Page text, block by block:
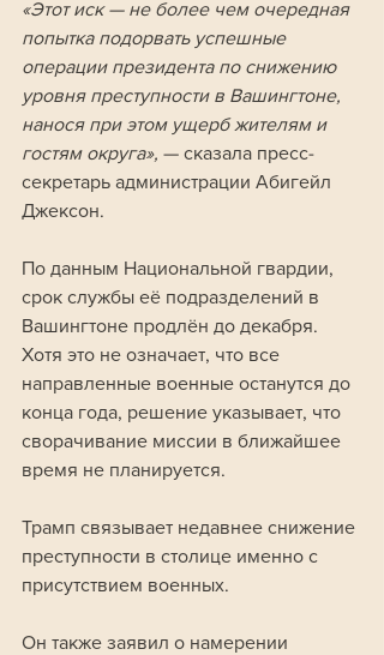
«Этот иск — не более чем очередная
попытка подорвать успешные
операции президента по снижению
уровня преступности в Вашингтоне,
нанося при этом ущерб жителям и
гостям округа», — сказала пресс-
секретарь администрации Абигейл
Джексон.
По данным Национальной гвардии,
срок службы её подразделений в
Вашингтоне продлён до декабря.
Хотя это не означает, что все
направленные военные останутся до
конца года, решение указывает, что
сворачивание миссии в ближайшее
время не планируется.
Трамп связывает недавнее снижение
преступности в столице именно с
присутствием военных.
Он также заявил о намерении